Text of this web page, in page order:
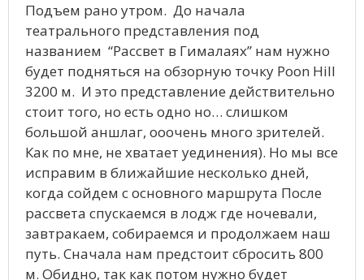
Подъем рано утром. До начала
театрального представления под
названием “Рассвет в Гималаях” нам нужно
будет подняться на обзорную точку Poon Hill
3200 м. И это представление действительно
стоит того, но есть одно но… слишком
большой аншлаг, ооочень много зрителей.
Как по мне, не хватает уединения). Но мы все
исправим в ближайшие несколько дней,
когда сойдем с основного маршрута После
рассвета спускаемся в лодж где ночевали,
завтракаем, собираемся и продолжаем наш
путь. Сначала нам предстоит сбросить 800
м. Обидно, так как потом нужно будет